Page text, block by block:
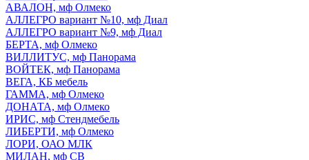
АВАЛОН, мф Олмеко
АЛЛЕГРО вариант №10, мф Диал
АЛЛЕГРО вариант №9, мф Диал
БЕРТА, мф Олмеко
ВИЛЛИТУС, мф Панорама
ВОЙТЕК, мф Панорама
ВЕГА, КБ мебель
ГАММА, мф Олмеко
ДОНАТА, мф Олмеко
ИРИС, мф Стендмебель
ЛИБЕРТИ, мф Олмеко
ЛОРИ, ОАО МЛК
МИЛАН, мф СВ